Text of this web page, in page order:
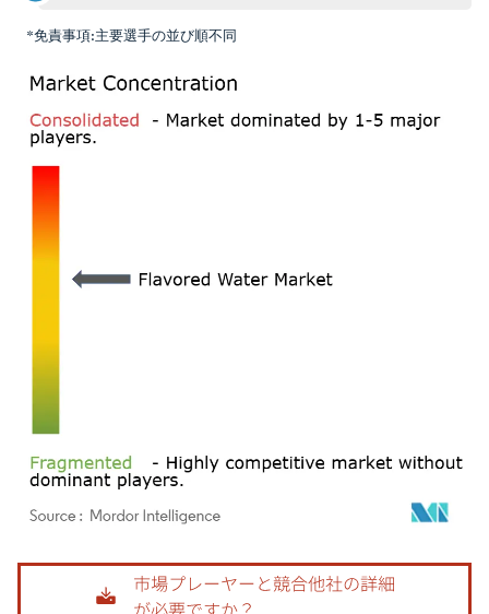
*免責事項:主要選手の並び順不同
画像 © Mordor Intelligence。再利用にはCC BY 4.0の表示が必要です。